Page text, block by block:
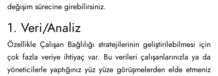
değişim sürecine girebilirsiniz.
1. Veri/Analiz
Özellikle Çalışan Bağlılığı stratejilerinin geliştirilebilmesi için
çok fazla veriye ihtiyaç var. Bu verileri çalışanlarınızla ya da
yöneticilerle yaptığınız yüz yüze görüşmelerden elde etmeniz